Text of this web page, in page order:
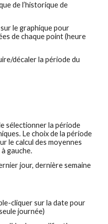
de l’historique de
le graphique pour
de chaque point (heure
décaler la période du
sélectionner la période
Le choix de la période
le calcul des moyennes
gauche.
jour, dernière semaine
cliquer sur la date pour
journée)